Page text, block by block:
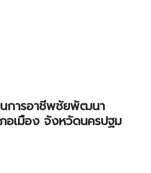
นการอาชีพชัยพัฒนา
อเมือง จังหวัดนครปฐม